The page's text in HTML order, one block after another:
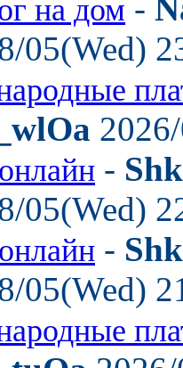
на дом -
05(Wed)
-
05(Wed)
-
05(Wed)